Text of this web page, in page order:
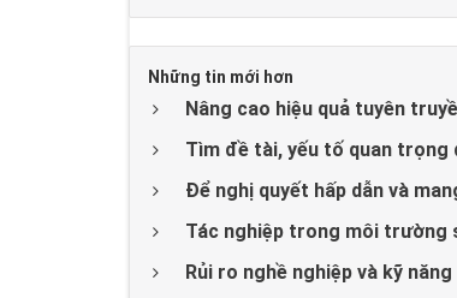
Những tin mới hơn
Nâng cao hiệu quả tuyên
Tìm đề tài, yếu tố quan trọng
Để nghị quyết hấp dẫn và
Tác nghiệp trong môi trường
Rủi ro nghề nghiệp và kỹ